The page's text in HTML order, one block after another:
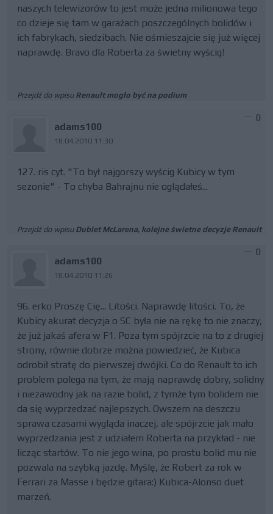
naszych telewizorów to jest może jedna milionowa tego
co dzieje się tam w garażach poszczególnych bolidów i
ich fabrykach, siedzibach. Nie ośmieszajcie się już więcej
naprawdę. Bravo dla Roberta za świetny wyścig!
Przejdź do wpisu Renault mogło być na podium
adams100
18.04.2010 11:30
0
127. ris cyt. "To był najgorszy wyścig Kubicy w tym
sezonie" - To chyba Bahrajnu nie oglądałeś...
Przejdź do wpisu Dublet McLarena, kolejne świetne decyzje Renault
adams100
18.04.2010 11:26
0
96. erko Proszę Cię... Litości. Naprawdę litości. To, że
Kubicy akurat decyzja o SC była nie na rękę to nie znaczy,
że już jakaś afera w F1. Poza tym spójrzcie na to z drugiej
strony, równie dobrze można powiedzieć, że Kubica
odrobił stratę do pierwszej dwójki. Co do Renault to ich
problem polega na tym, że mają naprawdę dobry, solidny
i niezawodny jak na razie bolid, z tymże tym bolidem nie
da się wyprzedzać najlepszych. Owszem na deszczu
sprawa czasami wygląda inaczej, ale spójrzcie jak mało
wyprzedzania jest z udziałem Roberta na przykład - nie
licząc startów. To nie jego wina, po prostu bolid mu nie
pozwala na szybką jazdę. Myślę, że Robert za rok w
Ferrari za Masse i będzie gitara:) Kubica-Alonso duet
marzeń.